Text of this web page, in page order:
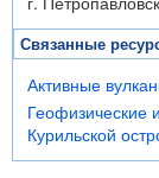
Связанные
Активные
Геофизические
Курильской